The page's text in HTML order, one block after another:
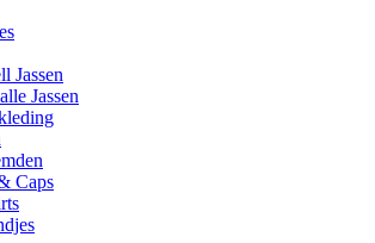
Jassen
Jassen
Caps